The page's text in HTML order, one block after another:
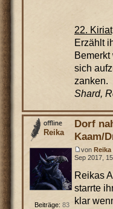
22.
Erzählt
sich
zanken.
Shard,
Dorf
Kaam/
von Reika
Sep 2017,
Reikas
starrte
klar
Reika
Beiträge: 83